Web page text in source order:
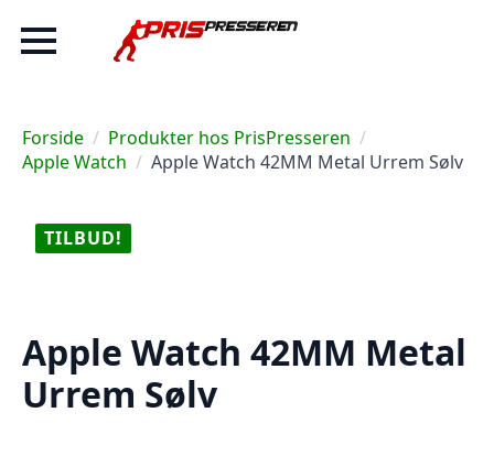
Forside
Produkter hos PrisPresseren
Apple Watch
Apple Watch 42MM Metal Urrem Sølv
TILBUD!
Apple Watch 42MM Metal
Urrem Sølv